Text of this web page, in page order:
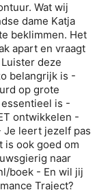
Wat wij
dame Katja
beklimmen. Het
apart en vraagt
deze
belangrijk is -
op grote
is -
ontwikkelen -
Je leert jezelf pas
is ook goed om
naar
boek - En wil jij
Traject?